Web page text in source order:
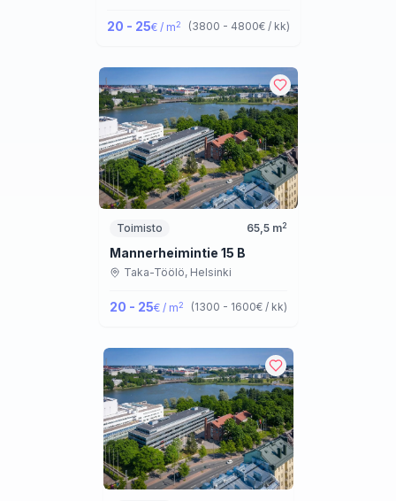
20 - 25€ / m2 (3800 - 4800€ / kk)
Toimisto 65,5m2
Mannerheimintie 15 B
Taka-Töölö, Helsinki
20 - 25€ / m2 (1300 - 1600€ / kk)